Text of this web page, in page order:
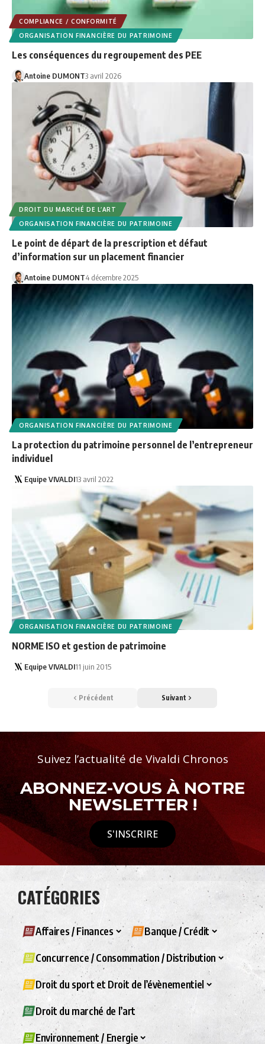
COMPLIANCE / CONFORMITÉ
ORGANISATION FINANCIÈRE DU PATRIMOINE
Les conséquences du regroupement des PEE
Antoine DUMONT3 avril 2026
DROIT DU MARCHÉ DE L’ART
ORGANISATION FINANCIÈRE DU PATRIMOINE
Le point de départ de la prescription et défaut
d’information sur un placement financier
Antoine DUMONT4 décembre 2025
ORGANISATION FINANCIÈRE DU PATRIMOINE
La protection du patrimoine personnel de l’entrepreneur
individuel
Equipe VIVALDI13 avril 2022
ORGANISATION FINANCIÈRE DU PATRIMOINE
NORME ISO et gestion de patrimoine
Equipe VIVALDI11 juin 2015
Précédent Suivant
Suivez l’actualité de Vivaldi Chronos
ABONNEZ-VOUS À NOTRE
NEWSLETTER !
S'INSCRIRE
CATÉGORIES
Affaires / Finances Banque / Crédit
Concurrence / Consommation / Distribution
Droit du sport et Droit de l’évènementiel
Droit du marché de l’art
Environnement / Energie